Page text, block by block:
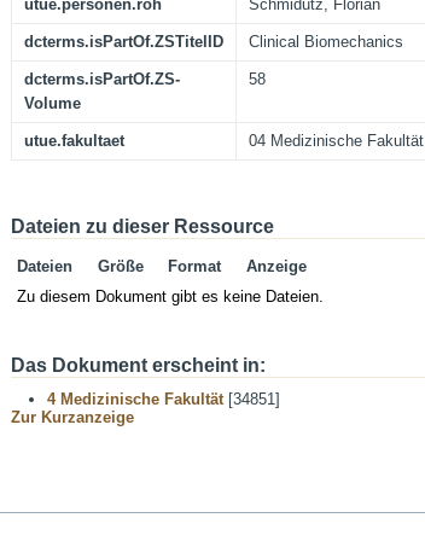
utue.personen.roh Schmidutz, Florian
dcterms.isPartOf.ZSTitelID Clinical Biomechanics
dcterms.isPartOf.ZS-
Volume
58
utue.fakultaet 04 Medizinische Fakultät
Dateien zu dieser Ressource
Dateien Größe Format
Anzeige
Zu diesem Dokument gibt es keine Dateien.
Das Dokument erscheint in:
4 Medizinische Fakultät[34851]
Zur Kurzanzeige